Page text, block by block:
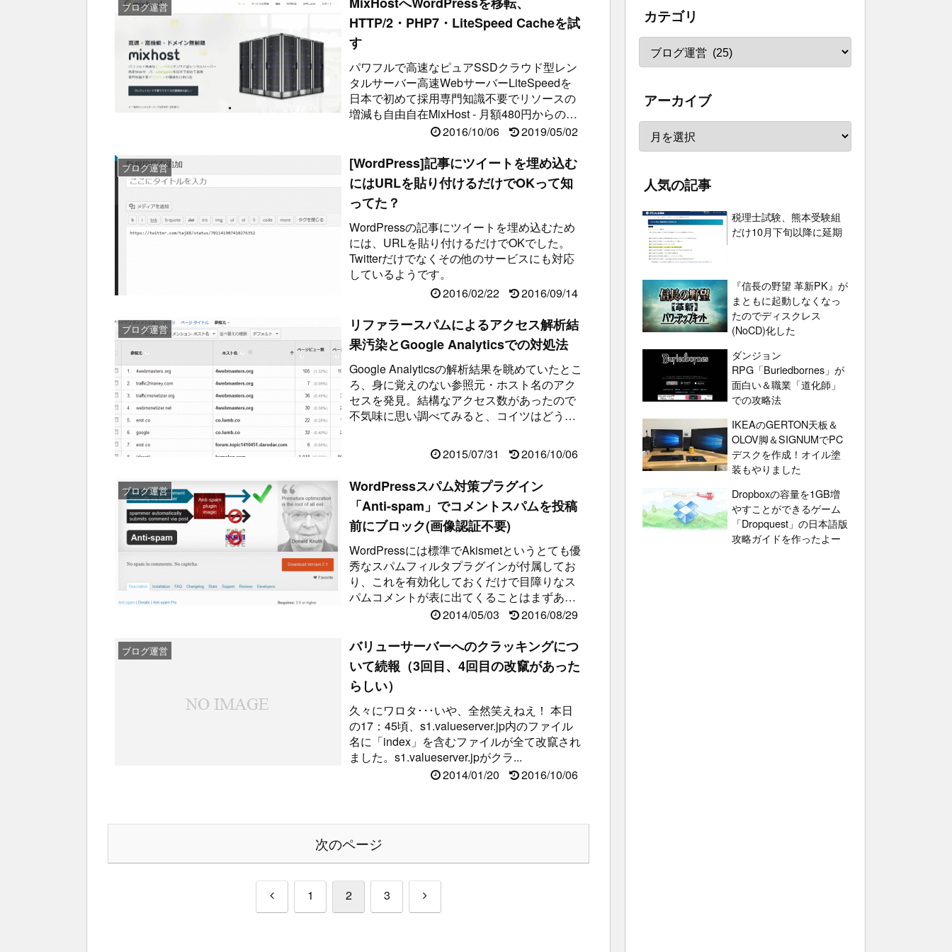
ブログ運営
HTTP/2・PHP7・LiteSpeed Cacheを試
す
パワフルで高速なピュアSSDクラウド型レン
タルサーバー高速WebサーバーLiteSpeedを
日本で初めて採用専門知識不要でリソースの
増減も自由自在MixHost - 月額480円からの高
2016/10/06 2019/05/02
ブログ運営
[WordPress]記事にツイートを埋め込む
にはURLを貼り付けるだけでOKって知
ってた？
WordPressの記事にツイートを埋め込むため
には、URLを貼り付けるだけでOKでした。
Twitterだけでなくその他のサービスにも対応
しているようです。
2016/02/22
2016/09/14
ブログ運営
リファラースパムによるアクセス解析結
果汚染とGoogle Analyticsでの対処法
Google Analyticsの解析結果を眺めていたとこ
ろ、身に覚えのない参照元・ホスト名のアク
セスを発見。結構なアクセス数があったので
不気味に思い調べてみると、コイツはどうや
2015/07/31
2016/10/06
ブログ運営
WordPressスパム対策プラグイン
「Anti-spam」でコメントスパムを投稿
前にブロック(画像認証不要)
WordPressには標準でAkismetというとても優
秀なスパムフィルタプラグインが付属してお
り、これを有効化しておくだけで目障りなス
パムコメントが表に出てくることはまずあり
ません。しかし、Akis...2014/05/03 2016/08/29
ブログ運営
バリューサーバーへのクラッキングにつ
いて続報（3回目、4回目の改竄があった
らしい）
久々にワロタ･･･いや、全然笑えねえ！ 本日
の17：45頃、s1.valueserver.jp内のファイル
名に「index」を含むファイルが全て改竄され
ました。s1.valueserver.jpがクラ...
2014/01/20
2016/10/06
次のページ
前
1 2 3
次
カテゴリ
アーカイブ
人気の記事
税理士試験、熊本受験組
だけ10月下旬以降に延期
『信長の野望 革新PK』が
まともに起動しなくなっ
たのでディスクレス
(NoCD)化した
ダンジョン
RPG「Buriedbornes」が
面白い＆職業「道化師」
での攻略法
IKEAのGERTON天板＆
OLOV脚＆SIGNUMでPC
デスクを作成！オイル塗
装もやりました
Dropboxの容量を1GB増
やすことができるゲーム
「Dropquest」の日本語版
攻略ガイドを作ったよー